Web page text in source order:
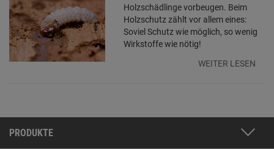
Holzschädlinge vorbeugen. Beim
Holzschutz zählt vor allem eines:
Soviel Schutz wie möglich, so wenig
Wirkstoffe wie nötig!
WEITER LESEN
PRODUKTE